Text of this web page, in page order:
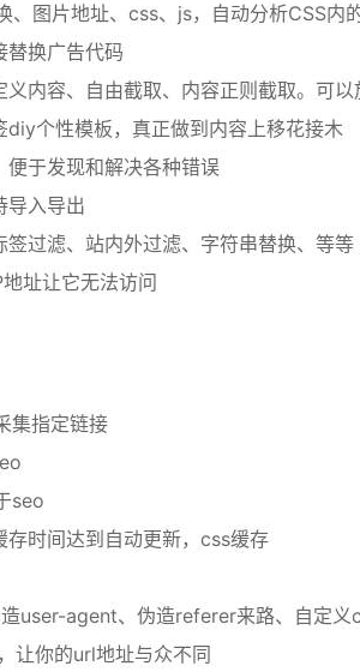
、图片地址、css、js，自动分析CSS内
替换广告代码
义内容、自由截取、内容正则截取。可
diy个性模板，真正做到内容上移花接木
便于发现和解决各种错误
导入导出
签过滤、站内外过滤、字符串替换、等等
址让它无法访问
集指定链接
seo
存时间达到自动更新，css缓存
造user-agent、伪造referer来路、自定
让你的url地址与众不同